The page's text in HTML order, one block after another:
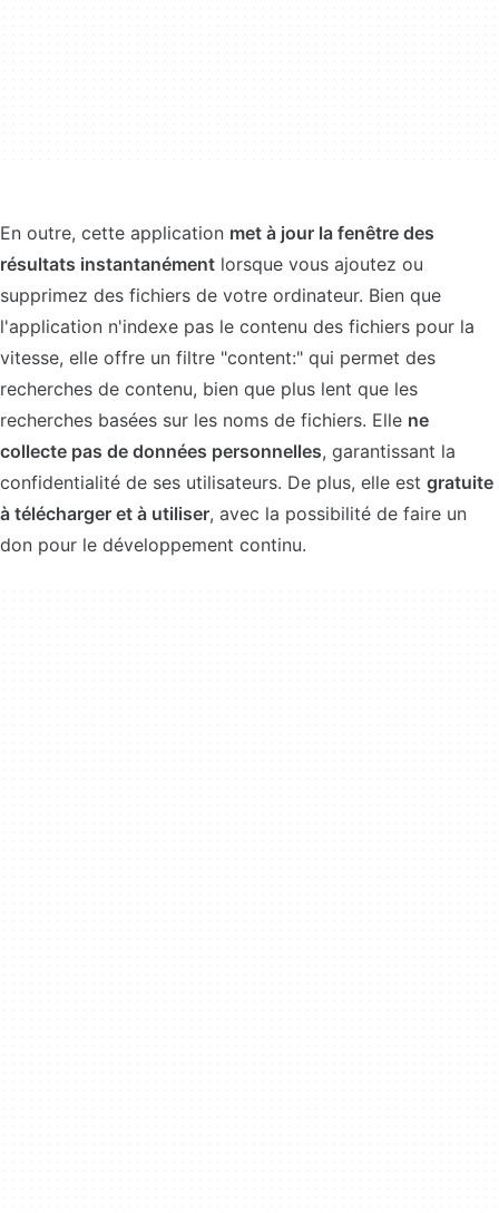
En outre, cette application met à jour la fenêtre des
résultats instantanément lorsque vous ajoutez ou
supprimez des fichiers de votre ordinateur. Bien que
l'application n'indexe pas le contenu des fichiers pour la
vitesse, elle offre un filtre "content:" qui permet des
recherches de contenu, bien que plus lent que les
recherches basées sur les noms de fichiers. Elle ne
collecte pas de données personnelles, garantissant la
confidentialité de ses utilisateurs. De plus, elle est gratuite
à télécharger et à utiliser, avec la possibilité de faire un
don pour le développement continu.